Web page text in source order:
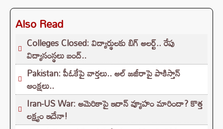
Also Read
Colleges Closed: విద్యార్థులకు బిగ్ అలర్ట్.. రేపు
విద్యాసంస్థలు బంద్..
Pakistan: పీఓకేపై వార్తలు.. అల్ జజీరాపై పాకిస్తాన్
ఆంక్షలు..
Iran-US War: అమెరికాపై ఇరాన్ వ్యూహం మారిందా? కొత్త
లక్ష్యం ఇదేనా!